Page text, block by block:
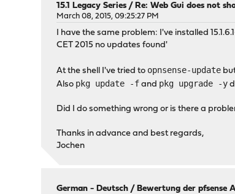
15.1 Legacy Series / Re: Web Gui does not
March 08, 2015, 09:25:27 PM
I have the same problem: I've installed
CET 2015 no updates found'
At the shell I've tried to opnsense-update
Also pkg update -f and pkg upgrade -y
Did I do something wrong or is there a
Thanks in advance and best regards,
Jochen
German - Deutsch / Bewertung der pfsense